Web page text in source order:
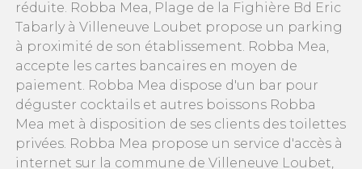
réduite. Robba Mea, Plage de la Fighière Bd Eric
Tabarly à Villeneuve Loubet propose un parking
à proximité de son établissement. Robba Mea,
accepte les cartes bancaires en moyen de
paiement. Robba Mea dispose d'un bar pour
déguster cocktails et autres boissons Robba
Mea met à disposition de ses clients des toilettes
privées. Robba Mea propose un service d'accès à
internet sur la commune de Villeneuve Loubet,